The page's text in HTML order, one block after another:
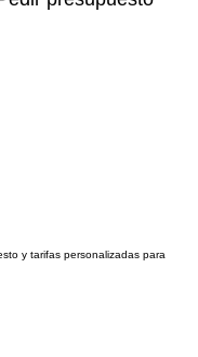
y tarifas personalizadas para